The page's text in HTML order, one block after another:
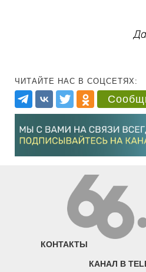
ЧИТАЙТЕ НАС В СОЦСЕТЯХ:
КОНТАКТЫ
КАНАЛ В